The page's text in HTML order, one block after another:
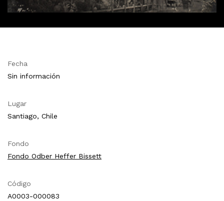
Fecha
Sin información
Lugar
Santiago, Chile
Fondo
Fondo Odber Heffer Bissett
Código
A0003-000083